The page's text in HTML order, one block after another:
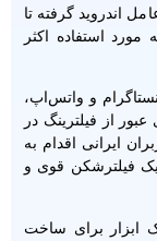
اندروید گرفته تا
استفاده اکثر
و واتس‌اپ،
از فیلترینگ در
ایرانی اقدام به
فیلترشکن قوی و
برای ساخت